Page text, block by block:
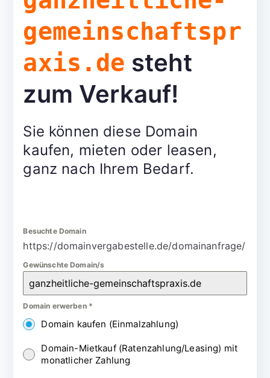
gemeinschaftspr
axis.de steht
zum Verkauf!
Sie können diese Domain
kaufen, mieten oder leasen,
ganz nach Ihrem Bedarf.
Besuchte Domain
https://domainvergabestelle.de/domainanfrage/
Gewünschte Domain/s
Domain erwerben *
Domain kaufen (Einmalzahlung)
Domain-Mietkauf (Ratenzahlung/Leasing) mit
monatlicher Zahlung